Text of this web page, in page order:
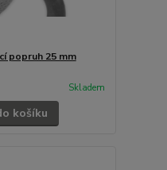
popruh 25 mm
Skladem
košíku